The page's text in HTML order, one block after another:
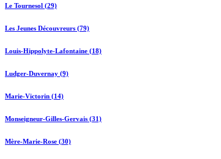
Le Tournesol (29)
Les Jeunes Découvreurs (79)
Louis-Hippolyte-Lafontaine (18)
Ludger-Duvernay (9)
Marie-Victorin (14)
Monseigneur-Gilles-Gervais (31)
Mère-Marie-Rose (30)